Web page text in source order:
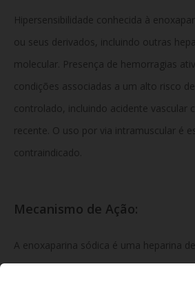
Hipersensibilidade conhecida à
ou seus derivados, incluindo outras
molecular. Presença de hemorragias
condições associadas a um alto risco
controlado, incluindo acidente vascular
recente. O uso por via intramuscular é
contraindicado.
Mecanismo de Ação:
A enoxaparina sódica é uma heparina
caracterizada por uma alta atividade